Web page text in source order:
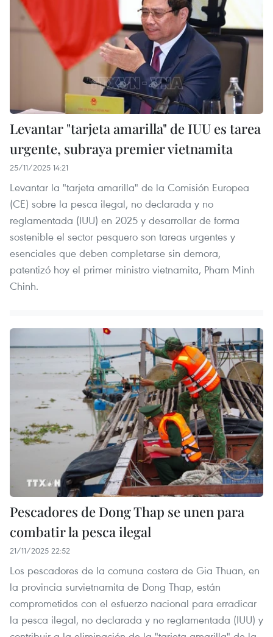
Levantar "tarjeta amarilla" de IUU es tarea
urgente, subraya premier vietnamita
25/11/2025 14:21
Levantar la "tarjeta amarilla" de la Comisión Europea
(CE) sobre la pesca ilegal, no declarada y no
reglamentada (IUU) en 2025 y desarrollar de forma
sostenible el sector pesquero son tareas urgentes y
esenciales que deben completarse sin demora,
patentizó hoy el primer ministro vietnamita, Pham Minh
Chinh.
Pescadores de Dong Thap se unen para
combatir la pesca ilegal
21/11/2025 22:52
Los pescadores de la comuna costera de Gia Thuan, en
la provincia survietnamita de Dong Thap, están
comprometidos con el esfuerzo nacional para erradicar
la pesca ilegal, no declarada y no reglamentada (IUU) y